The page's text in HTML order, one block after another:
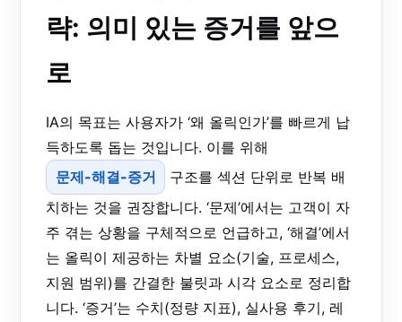
략: 의미 있는 증거를 앞으
로
IA의 목표는 사용자가 ‘왜 올릭인가’를 빠르게 납
득하도록 돕는 것입니다. 이를 위해
문제-해결-증거
구조를 섹션 단위로 반복 배
치하는 것을 권장합니다. ‘문제’에서는 고객이 자
주 겪는 상황을 구체적으로 언급하고, ‘해결’에서
는 올릭이 제공하는 차별 요소(기술, 프로세스,
지원 범위)를 간결한 불릿과 시각 요소로 정리합
니다. ‘증거’는 수치(정량 지표), 실사용 후기, 레